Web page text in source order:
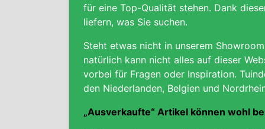
für eine Top-Qualität stehen. Dank
liefern, was Sie suchen.
Steht etwas nicht in unserem
natürlich kann nicht alles auf dieser
vorbei für Fragen oder Inspiration.
den Niederlanden, Belgien und
„Ausverkaufte“ Artikel können wohl